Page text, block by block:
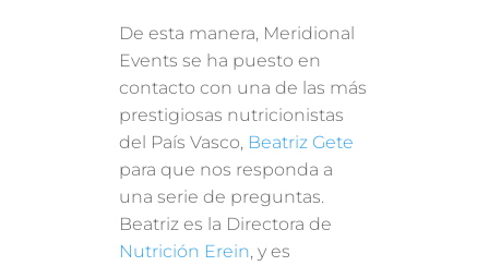
De esta manera, Meridional
Events se ha puesto en
contacto con una de las más
prestigiosas nutricionistas
del País Vasco, Beatriz Gete
para que nos responda a
una serie de preguntas.
Beatriz es la Directora de
Nutrición Erein, y es